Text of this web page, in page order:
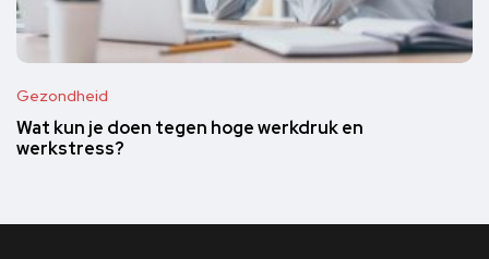
Gezondheid
Wat kun je doen tegen hoge werkdruk en
werkstress?